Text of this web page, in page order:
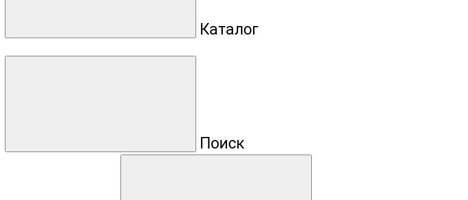
Каталог
Поиск